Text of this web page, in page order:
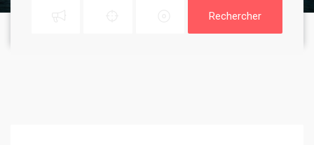
Rechercher